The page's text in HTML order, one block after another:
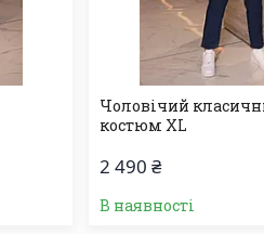
Чоловічий
костюм XL
2 490 ₴
В наявності